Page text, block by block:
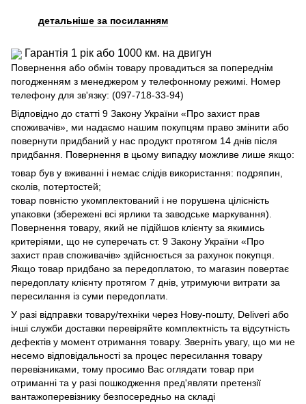
детальніше за посиланням
Гарантія 1 рік або 1000 км. на двигун
Повернення або обмін товару провадиться за попереднім
погодженням з менеджером у телефонному режимі. Номер
телефону для зв'язку: (097-718-33-94)
Відповідно до статті 9 Закону України «Про захист прав
споживачів», ми надаємо нашим покупцям право змінити або
повернути придбаний у нас продукт протягом 14 днів після
придбання. Повернення в цьому випадку можливе лише якщо:
товар був у вживанні і немає слідів використання: подряпин,
сколів, потертостей;
товар повністю укомплектований і не порушена цілісність
упаковки (збережені всі ярлики та заводське маркування).
Повернення товару, який не підійшов клієнту за якимись
критеріями, що не суперечать ст. 9 Закону України «Про
захист прав споживачів» здійснюється за рахунок покупця.
Якщо товар придбано за передоплатою, то магазин повертає
передоплату клієнту протягом 7 днів, утримуючи витрати за
пересилання із суми передоплати.
У разі відправки товару/техніки через Нову-пошту, Deliveri або
інші служби доставки перевіряйте комплектність та відсутність
дефектів у момент отримання товару. Зверніть увагу, що ми не
несемо відповідальності за процес пересилання товару
перевізниками, тому просимо Вас оглядати товар при
отриманні та у разі пошкодження пред'являти претензії
вантажоперевізнику безпосередньо на складі